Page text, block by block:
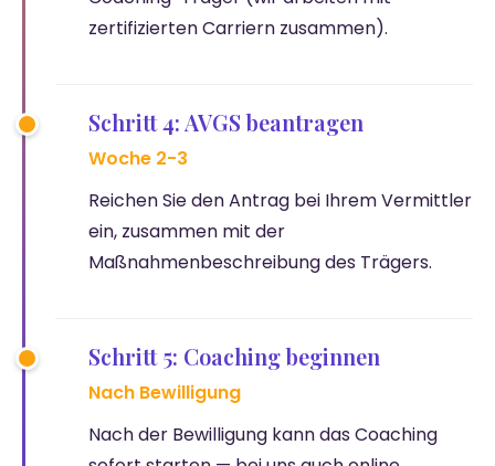
zertifizierten Carriern zusammen).
Schritt 4: AVGS beantragen
Woche 2-3
Reichen Sie den Antrag bei Ihrem Vermittler
ein, zusammen mit der
Maßnahmenbeschreibung des Trägers.
Schritt 5: Coaching beginnen
Nach Bewilligung
Nach der Bewilligung kann das Coaching